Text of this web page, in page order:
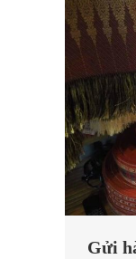
Gửi